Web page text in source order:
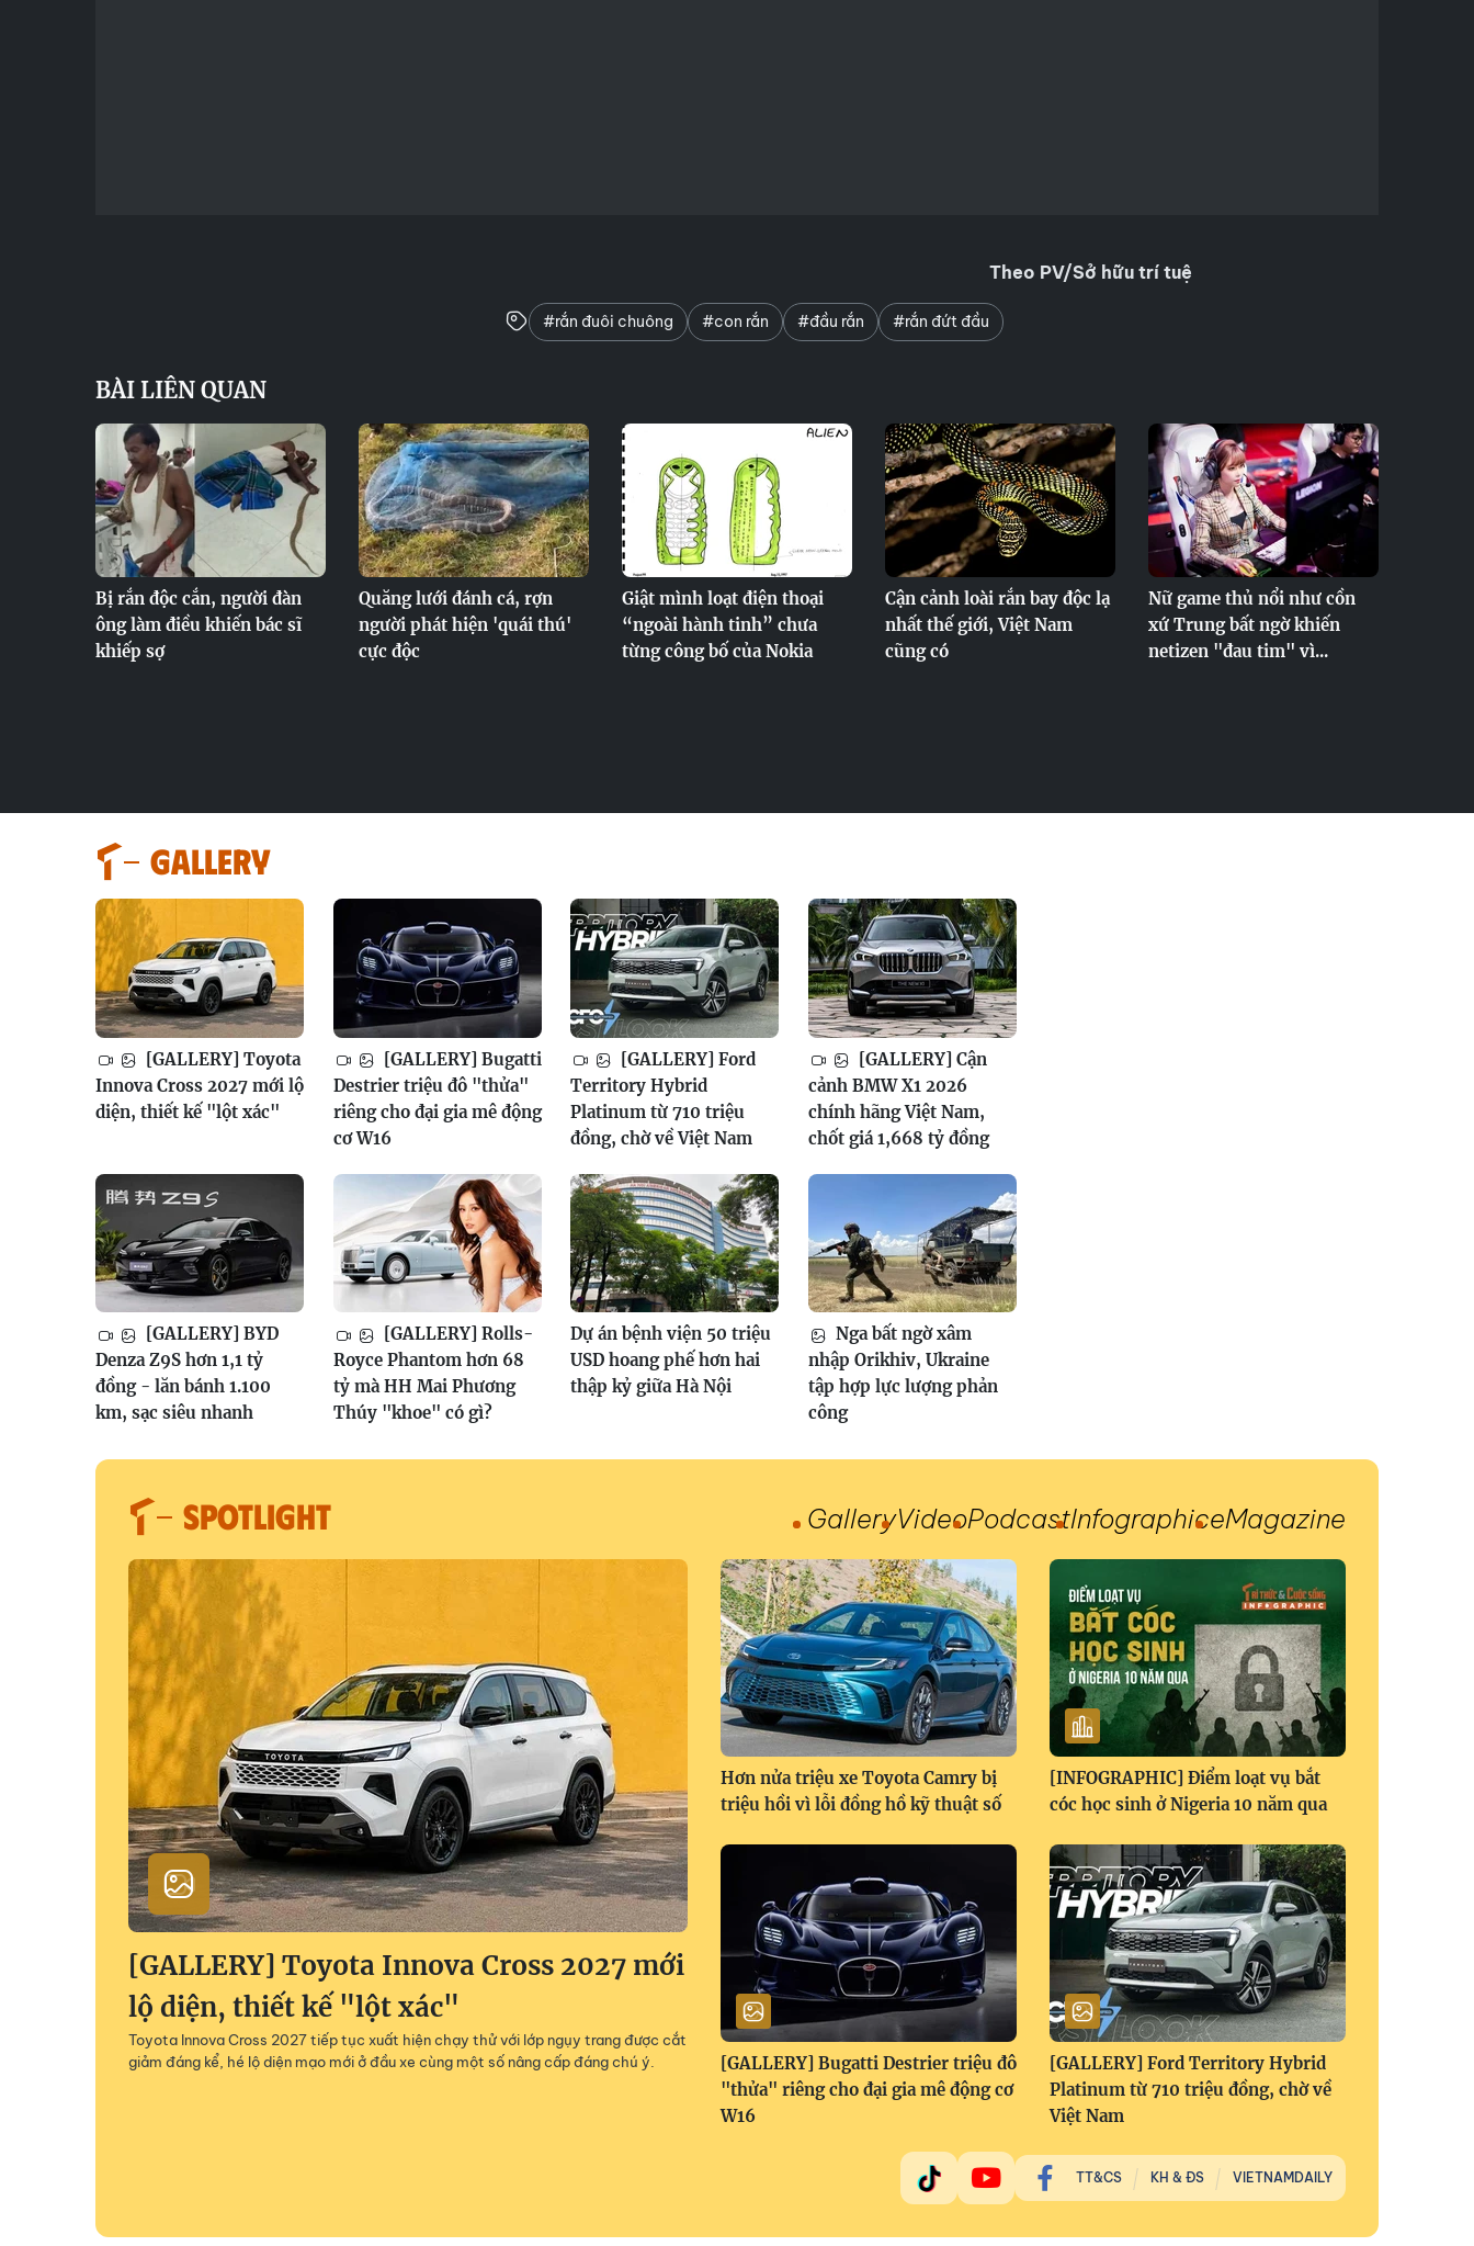
Theo PV/Sở hữu trí tuệ
#rắn đuôi chuông #con rắn #đầu rắn #rắn đứt đầu
BÀI LIÊN QUAN
Bị rắn độc cắn, người đàn
ông làm điều khiến bác sĩ
khiếp sợ
Quăng lưới đánh cá, rợn
người phát hiện 'quái thú'
cực độc
Giật mình loạt điện thoại
“ngoài hành tinh” chưa
từng công bố của Nokia
Cận cảnh loài rắn bay độc lạ
nhất thế giới, Việt Nam
cũng có
Nữ game thủ nổi như cồn
xứ Trung bất ngờ khiến
netizen "đau tim" vì...
GALLERY
[GALLERY] Toyota
Innova Cross 2027 mới lộ
diện, thiết kế "lột xác"
[GALLERY] Bugatti
Destrier triệu đô "thửa"
riêng cho đại gia mê động
cơ W16
[GALLERY] Ford
Territory Hybrid
Platinum từ 710 triệu
đồng, chờ về Việt Nam
[GALLERY] Cận
cảnh BMW X1 2026
chính hãng Việt Nam,
chốt giá 1,668 tỷ đồng
[GALLERY] BYD
Denza Z9S hơn 1,1 tỷ
đồng - lăn bánh 1.100
km, sạc siêu nhanh
[GALLERY] Rolls-
Royce Phantom hơn 68
tỷ mà HH Mai Phương
Thúy "khoe" có gì?
Dự án bệnh viện 50 triệu
USD hoang phế hơn hai
thập kỷ giữa Hà Nội
Nga bất ngờ xâm
nhập Orikhiv, Ukraine
tập hợp lực lượng phản
công
SPOTLIGHT GalleryVideoPodcastInfographiceMagazine
[GALLERY] Toyota Innova Cross 2027 mới
lộ diện, thiết kế "lột xác"
Toyota Innova Cross 2027 tiếp tục xuất hiện chạy thử với lớp ngụy trang được cắt
giảm đáng kể, hé lộ diện mạo mới ở đầu xe cùng một số nâng cấp đáng chú ý.
Hơn nửa triệu xe Toyota Camry bị
triệu hồi vì lỗi đồng hồ kỹ thuật số
[INFOGRAPHIC] Điểm loạt vụ bắt
cóc học sinh ở Nigeria 10 năm qua
[GALLERY] Bugatti Destrier triệu đô
"thửa" riêng cho đại gia mê động cơ
W16
[GALLERY] Ford Territory Hybrid
Platinum từ 710 triệu đồng, chờ về
Việt Nam
TT&CS KH & ĐS VIETNAMDAILY